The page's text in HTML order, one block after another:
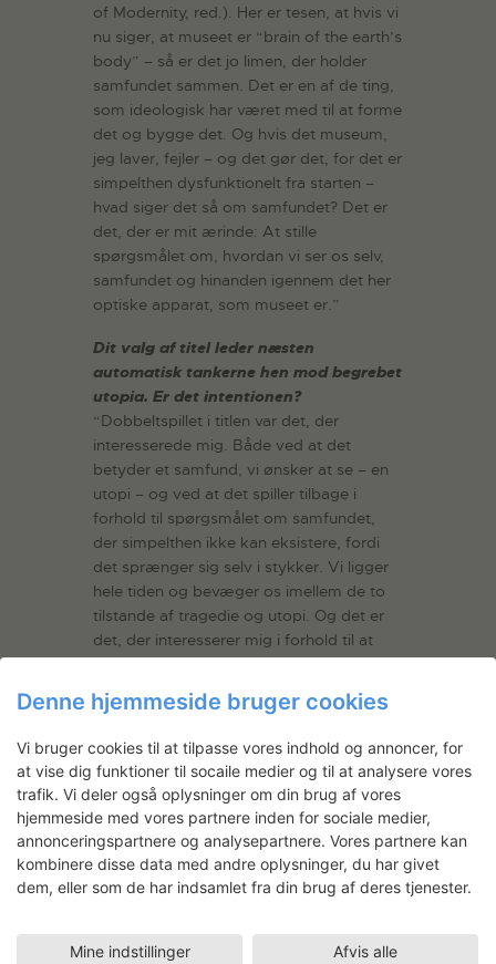
of Modernity, red.). Her er tesen, at hvis vi
nu siger, at museet er “brain of the earth’s
body” – så er det jo limen, der holder
samfundet sammen. Det er en af de ting,
som ideologisk har været med til at forme
det og bygge det. Og hvis det museum,
jeg laver, fejler – og det gør det, for det er
simpelthen dysfunktionelt fra starten –
hvad siger det så om samfundet? Det er
det, der er mit ærinde: At stille
spørgsmålet om, hvordan vi ser os selv,
samfundet og hinanden igennem det her
optiske apparat, som museet er.”
Dit valg af titel leder næsten
automatisk tankerne hen mod begrebet
utopia. Er det intentionen?
“Dobbeltspillet i titlen var det, der
interesserede mig. Både ved at det
betyder et samfund, vi ønsker at se – en
utopi – og ved at det spiller tilbage i
forhold til spørgsmålet om samfundet,
der simpelthen ikke kan eksistere, fordi
det sprænger sig selv i stykker. Vi ligger
hele tiden og bevæger os imellem de to
tilstande af tragedie og utopi. Og det er
det, der interesserer mig i forhold til at
arbejde med grundlæggende
bevæge os igennem både katastrofen og
os fremad.”
Denne hjemmeside bruger cookies
Vi bruger cookies til at tilpasse vores indhold og annoncer, for
at vise dig funktioner til socaile medier og til at analysere vores
trafik. Vi deler også oplysninger om din brug af vores
hjemmeside med vores partnere inden for sociale medier,
annonceringspartnere og analysepartnere. Vores partnere kan
kombinere disse data med andre oplysninger, du har givet
dem, eller som de har indsamlet fra din brug af deres tjenester.
Mine indstillinger Afvis alle